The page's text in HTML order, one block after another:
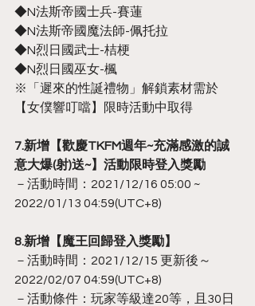
◆N法斯帝國士兵-賽蓮
◆N法斯帝國魔法師-佩托拉
◆N烈日國武士-桔梗
◆N烈日國巫女-楓
※「遲來的性誕禮物」解鎖素材需於
【女僕響叮噹】限時活動中取得
7.新增【歡慶TKFM週年~充滿感激的誠
意大爆(射)送~】活動限時登入獎勵
－活動時間：2021/12/16 05:00 ~
2022/01/13 04:59(UTC+8)
8.新增【魔王回歸登入獎勵】
－活動時間：2021/12/15 更新後～
2022/02/07 04:59(UTC+8)
－活動條件：玩家等級達20等，且30日